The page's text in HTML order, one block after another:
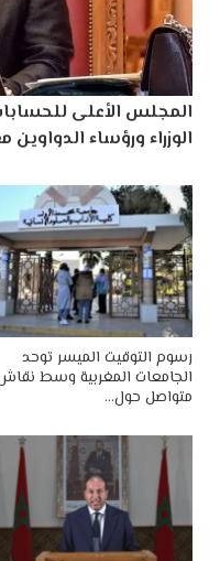
المجلس الأعلى
الوزراء ورؤساء الدواوين
رسوم التوقيت الميسر توحد
الجامعات المغربية وسط
متواصل حول…